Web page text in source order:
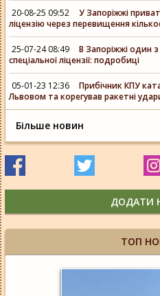
20-08-25 09:52
У Запоріжжі
ліцензію через перевищення
25-07-24 08:49
В Запоріжжі один
спеціальної ліцензії: подробиці
05-01-23 12:36
Прибічник КПУ
Львовом та корегував ракетні
Більше новин
ДОДАТИ
ТОП